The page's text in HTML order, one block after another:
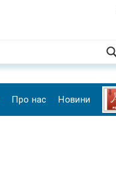
Про нас Новини